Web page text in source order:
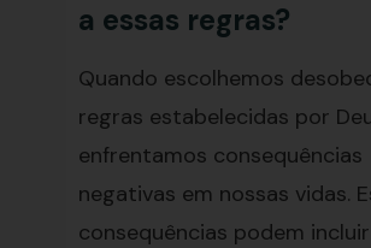
a essas regras?
Quando escolhemos
regras estabelecidas por
enfrentamos consequências
negativas em nossas vidas.
consequências podem